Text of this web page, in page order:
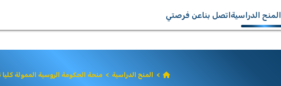
المنح الدراسيةاتصل بناعن فرصتي
> المنح الدراسية >منحة الحكومة الروسية الممولة كليا 2025